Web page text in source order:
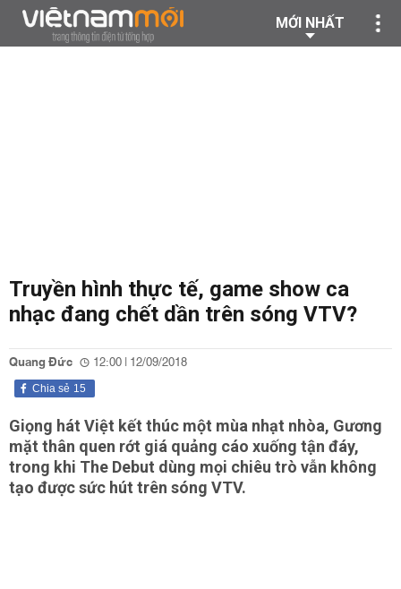
MỚI NHẤT
Truyền hình thực tế, game show ca
nhạc đang chết dần trên sóng VTV?
Quang Đức 12:00 | 12/09/2018
15
Chia sẻ
Giọng hát Việt kết thúc một mùa nhạt nhòa, Gương
mặt thân quen rớt giá quảng cáo xuống tận đáy,
trong khi The Debut dùng mọi chiêu trò vẫn không
tạo được sức hút trên sóng VTV.